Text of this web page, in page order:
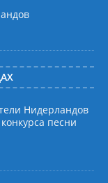
Нидерландов
песни